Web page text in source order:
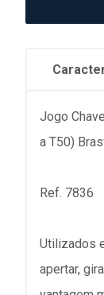
Jogo
a T50)
Ref. 7836
Utilizados
apertar,